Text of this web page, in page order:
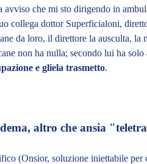
che mi sto dirigendo in
collega dottor Superficialoni,
da loro, il direttore la ausculta, la
non ha nulla; secondo lui ha
e gliela trasmetto.
altro che ansia
(Onsior, soluzione iniettabile per